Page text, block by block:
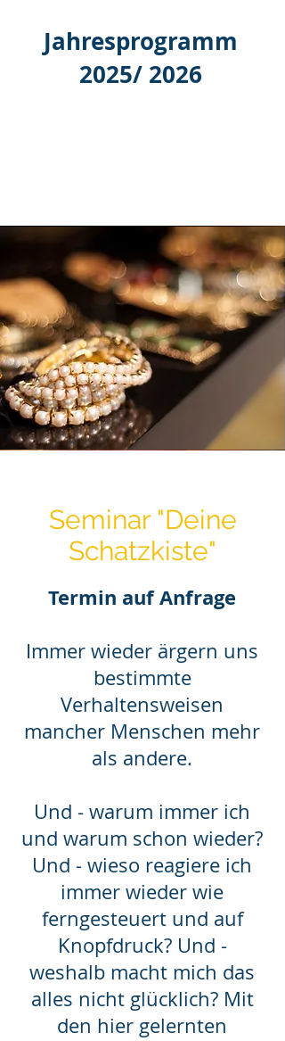
Jahresprogramm
2025/ 2026
Seminar "Deine
Schatzkiste"
Termin auf Anfrage
Immer wieder ärgern uns
bestimmte
Verhaltensweisen
mancher Menschen mehr
als andere.
Und - warum immer ich
und warum schon wieder?
Und - wieso reagiere ich
immer wieder wie
ferngesteuert und auf
Knopfdruck? Und -
weshalb macht mich das
alles nicht glücklich? Mit
den hier gelernten